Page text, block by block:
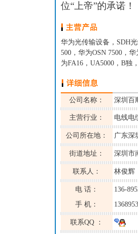
位“上帝”的承诺！
华为光传输设备，SDH
500，华为OSN 7500，
为FA16，UA5000，B独
公司名称： 深圳百
主营行业： 电线电
公司所在地： 广东深
街道地址： 深圳市
联系人： 林俊辉
电 话：
136-
手 机：
联系QQ ：